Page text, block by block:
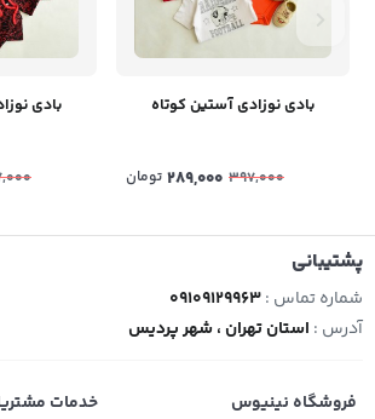
بادی نوزادی آستین کوتاه
397,000
289,000 تومان
بادی
پشتیبانی
شماره تماس :09109129963
آدرس : استان تهران ، شهر پردیس
فروشگاه نینیوس خدمات